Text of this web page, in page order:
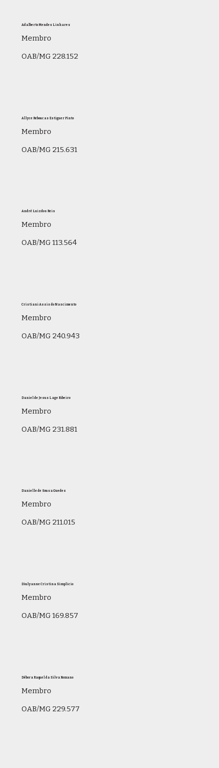
Adalberto Mendes Linhares
Membro
OAB/MG 228.152
Allyce Reboucas Estiguer Pinto
Membro
OAB/MG 215.631
André Luiz dos Reis
Membro
OAB/MG 113.564
Cristiani Assis do Nascimento
Membro
OAB/MG 240.943
Daniel de Jesus Lage Ribeiro
Membro
OAB/MG 231.881
Danielle de Sousa Guedes
Membro
OAB/MG 211.015
Diulyanne Cristina Simplicio
Membro
OAB/MG 169.857
Débora Raquel da Silva Romano
Membro
OAB/MG 229.577